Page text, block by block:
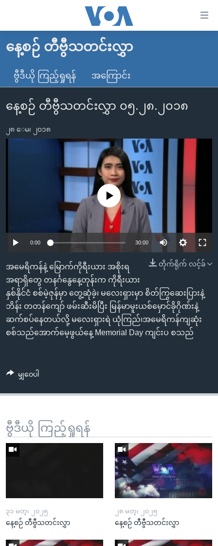
လွယ်ကူ
သည့်
များ
ပင်မ
အကြောင်းအရာ
ညွန်း
စာမျက်နှာ
ကြည့်
ရန်
ရှာဖွေ
မူလစာမျက်နှာ
မြန်မာ
ကမ္ဘာ့သတင်းများ
နိုင်ငံတကာ
တရုတ်
ဗွီဒီယို
ရပ်ဝန်းတခု လမ်းတခု အလွန်
အမေရိကန်သုံးအီဒီယံ
ရုပ်ရှင်ထဲက အင်္ဂလိပ်စာ
သုတပဒေသာ အင်္ဂလိပ်စာ
အပတ်စဉ်ကဏ္ဍများ
ရေဒီယိုနှင့်ရုပ်သံ အချက်အလက်များ
ရေဒီယို/တီဗွီအစီအစဉ်
Learning English
ဗွီအိုအေ လူမှုကွန်ယက်များ
ဘာသာစကားများ
နေ့စဉ် တီဗွီသတင်းလွှာ
ဗွီဒီယို ကြည့်ရှုရန် အကြောင်း
နေ့စဉ် တီဗွီသတင်းလွှာ ၀၅.၂၈.၂၀၁၈
၂၈ ေမ၊ ၂၀၁၈
No media source currently available
0:00 30:00
တိုက်ရိုက် လင့်ခ်
အမေရိကန်နဲ့ မြောက်ကိုရီးယား အစိုးရ
အရာရှိတွေ တနင်္ဂနွေနေ့တုန်းက ကိုရီးယား
နှစ်နိုင်ငံ စစ်မဲ့ဇုန်မှာ တွေ့ဆုံခဲ့၊ မလေးရှားမှာ စိတ်ကြွဆေးပြားနဲ့
ဘိန်း တတန်ကျော် ဖမ်းဆီးမိပြီး မြန်မာမူးယစ်မှောင်ခိုဂိုဏ်းနဲ့
ဆက်စပ်နေတယ်လို့ မလေးရှားရဲ ယုံကြည်၊အမေရိကန်ကျဆုံး
စစ်သည်အောက်မေ့ဖွယ်နေ့ Memorial Day ကျင်းပ စသည်
မျှဝေပါ
ဗွီဒီယို ကြည့်ရှုရန်
၃၁ မတ္၊ ၂၀၂၅
နေ့စဉ် တီဗွီသတင်းလွှာ
၂၈ မတ္၊ ၂၀၂၅
နေ့စဉ် တီဗွီသတင်းလွှာ